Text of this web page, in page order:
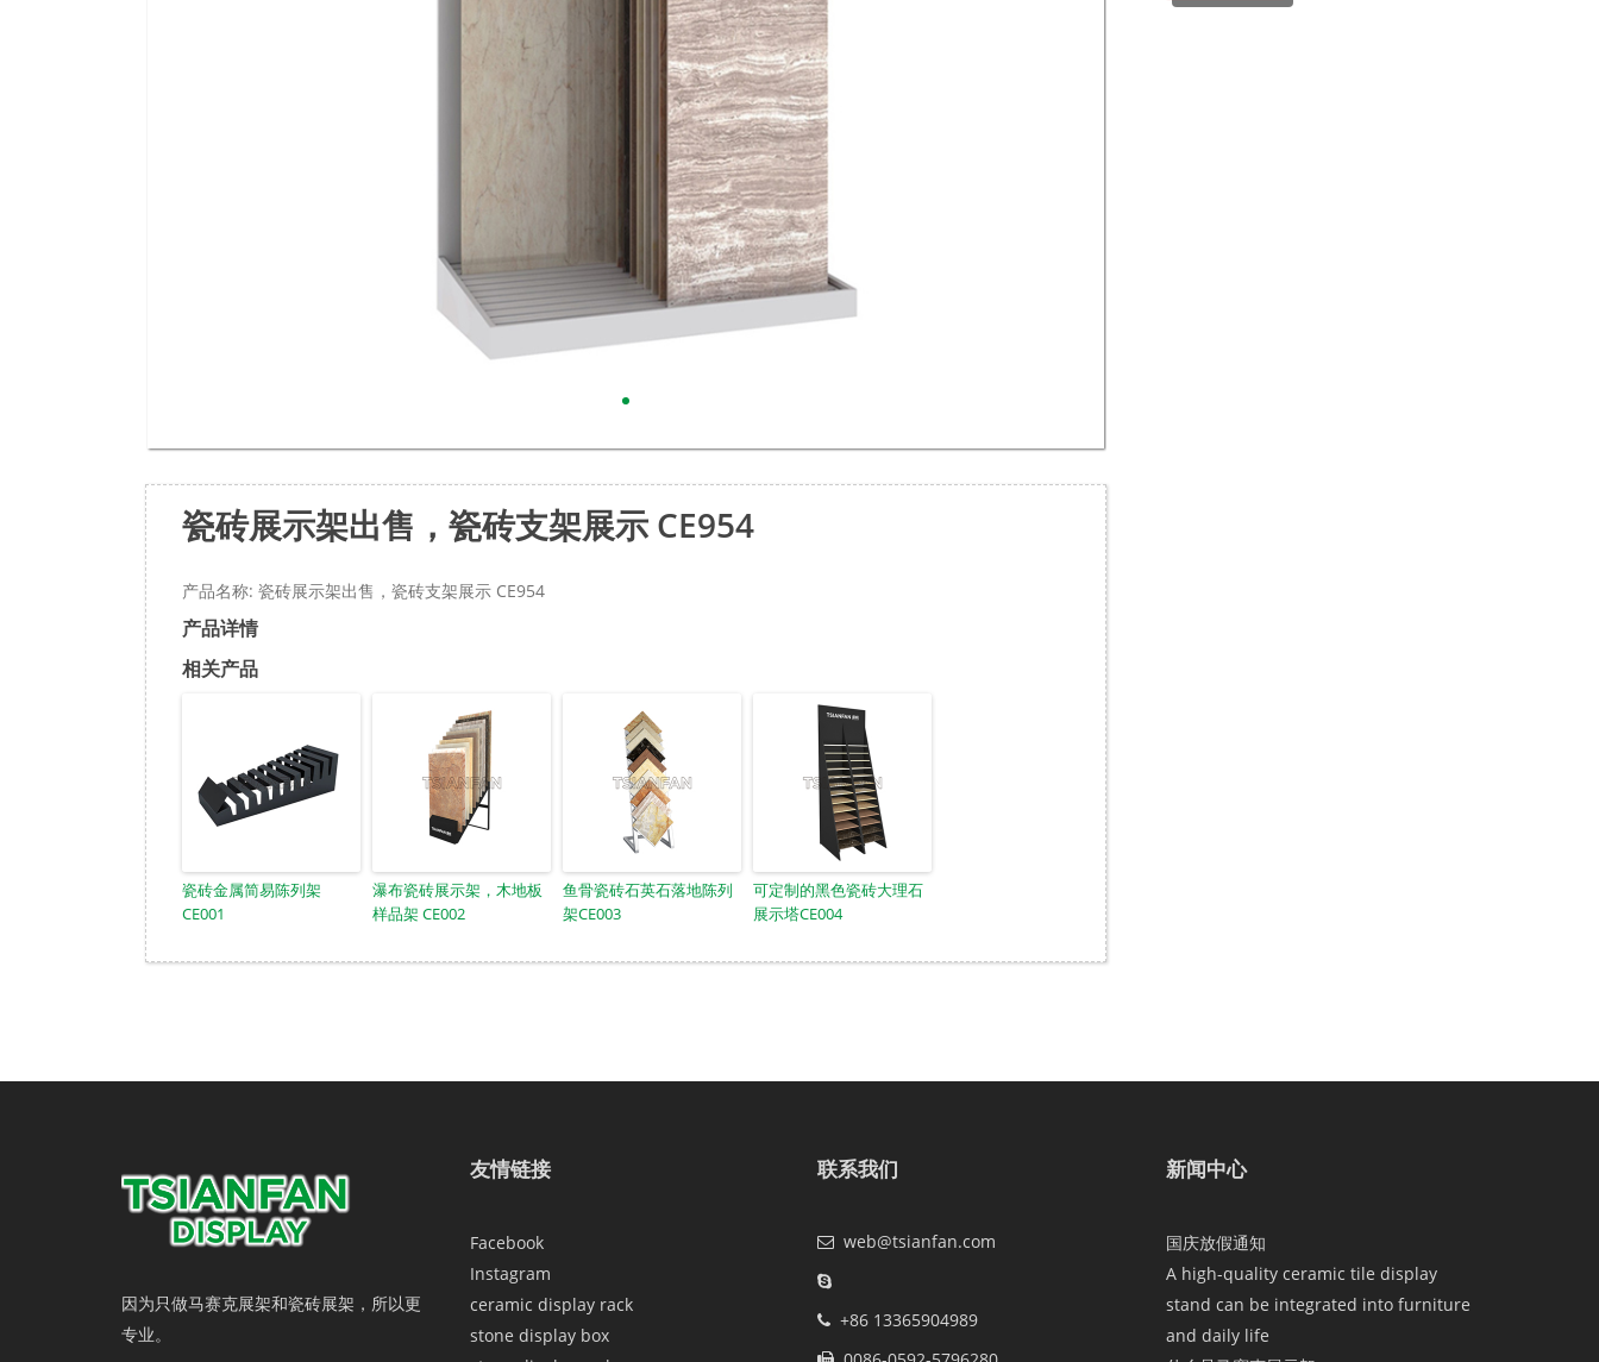
瓷砖展示架出售，瓷砖支架展示 CE954
产品名称: 瓷砖展示架出售，瓷砖支架展示 CE954
产品详情
相关产品
瓷砖金属简易陈列架
CE001
瀑布瓷砖展示架，木地板
样品架 CE002
鱼骨瓷砖石英石落地陈列
架CE003
可定制的黑色瓷砖大理石
展示塔CE004
因为只做马赛克展架和瓷砖展架，所以更
专业。
友情链接
Facebook
Instagram
ceramic display rack
stone display box
联系我们
web@tsianfan.com
+86 13365904989
新闻中心
国庆放假通知
A high-quality ceramic tile display
stand can be integrated into furniture
and daily life